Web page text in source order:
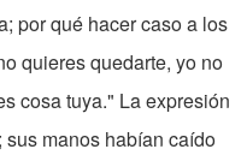
por qué hacer caso a los
quieres quedarte, yo no
cosa tuya." La expresión
manos habían caído